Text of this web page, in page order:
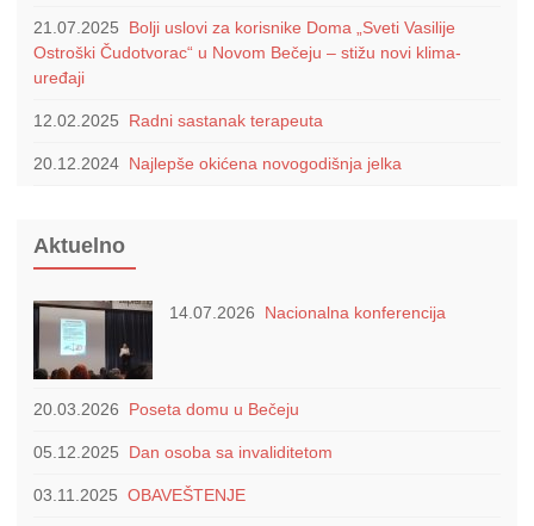
21.07.2025
Bolji uslovi za korisnike Doma „Sveti Vasilije
Ostroški Čudotvorac“ u Novom Bečeju – stižu novi klima-
uređaji
12.02.2025 Radni sastanak terapeuta
20.12.2024 Najlepše okićena novogodišnja jelka
Aktuelno
14.07.2026 Nacionalna konferencija
20.03.2026 Poseta domu u Bečeju
05.12.2025 Dan osoba sa invaliditetom
03.11.2025 OBAVEŠTENJE